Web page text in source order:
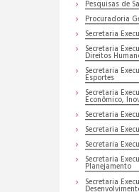
Pesquisas de
Procuradoria
Secretaria
Secretaria
Direitos
Secretaria
Esportes
Secretaria
Econômico,
Secretaria
Secretaria
Secretaria
Secretaria
Planejamento
Secretaria